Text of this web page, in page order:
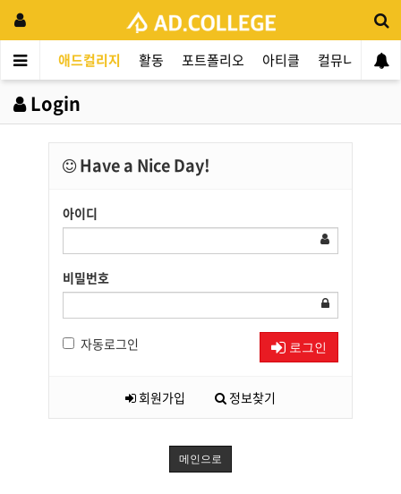
애드컬리지 활동 포트폴리오 아티클 컬뮤니티
Login
Have a Nice Day!
아이디
비밀번호
자동로그인 로그인
회원가입 정보찾기
메인으로